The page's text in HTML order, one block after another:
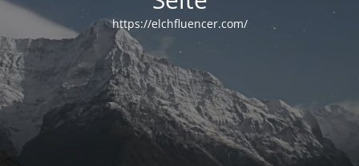
https://elchfluencer.com/